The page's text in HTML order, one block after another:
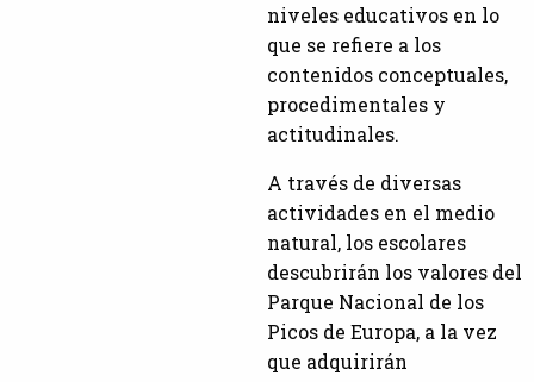
niveles educativos en lo
que se refiere a los
contenidos conceptuales,
procedimentales y
actitudinales.
A través de diversas
actividades en el medio
natural, los escolares
descubrirán los valores del
Parque Nacional de los
Picos de Europa, a la vez
que adquirirán